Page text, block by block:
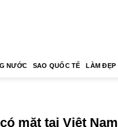
NƯỚC SAO QUỐC TẾ LÀM ĐẸP
mặt tại Việt Nam